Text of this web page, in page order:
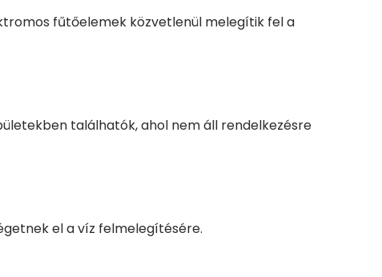
fűtőelemek közvetlenül melegítik fel a
találhatók, ahol nem áll rendelkezésre
el a víz felmelegítésére.